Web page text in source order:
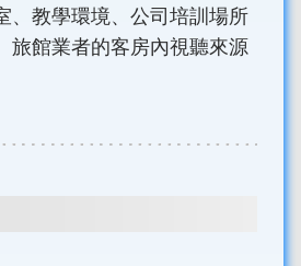
、教學環境、公司培訓場所
旅館業者的客房內視聽來源